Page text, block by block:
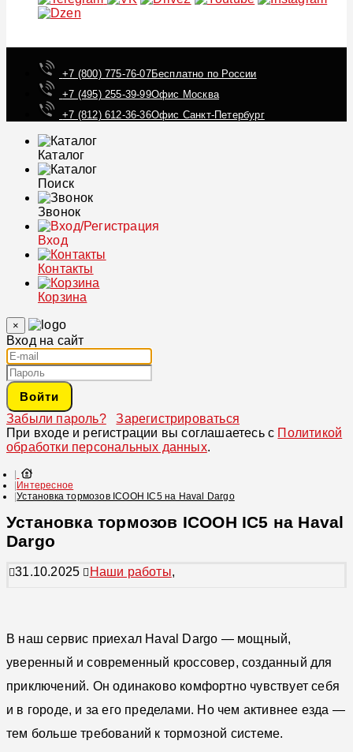
+7 (800) 775-76-07Бесплатно по России
+7 (495) 255-39-99Офис Москва
+7 (812) 612-36-36Офис Санкт-Петербург
Каталог
Поиск
Звонок
Вход
Контакты
Корзина
×
Вход на сайт
Войти
Забыли пароль?
Зарегистрироваться
При входе и регистрации вы соглашаетесь с Политикой
обработки персональных данных.
Интересное
Установка тормозов ICOOH IC5 на Haval Dargo
Установка тормозов ICOOH IC5 на Haval
Dargo
31.10.2025 Наши работы,
В наш сервис приехал Haval Dargo — мощный,
уверенный и современный кроссовер, созданный для
приключений. Он одинаково комфортно чувствует себя
и в городе, и за его пределами. Но чем активнее езда —
тем больше требований к тормозной системе.